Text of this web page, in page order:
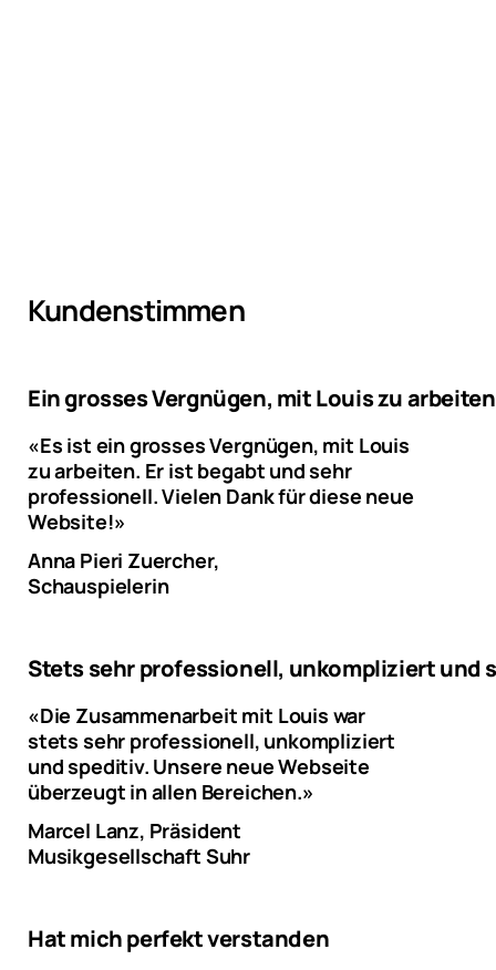
Kundenstimmen
Ein grosses Vergnügen, mit Louis zu arbeiten
«Es ist ein grosses Vergnügen, mit Louis
zu arbeiten. Er ist begabt und sehr
professionell. Vielen Dank für diese neue
Website!»
Anna Pieri Zuercher,
Schauspielerin
Stets sehr professionell, unkompliziert und
«Die Zusammenarbeit mit Louis war
stets sehr professionell, unkompliziert
und speditiv. Unsere neue Webseite
überzeugt in allen Bereichen.»
Marcel Lanz, Präsident
Musikgesellschaft Suhr
Hat mich perfekt verstanden